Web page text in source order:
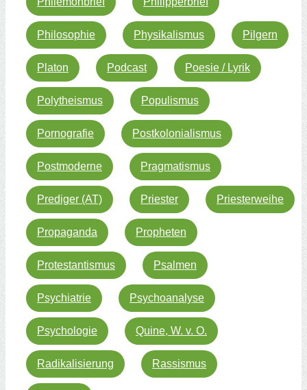
Philosophie Physikalismus Pilgern
Platon Podcast Poesie / Lyrik
Polytheismus Populismus
Pornografie Postkolonialismus
Postmoderne Pragmatismus
Prediger (AT) Priester Priesterweihe
Propaganda Propheten
Protestantismus Psalmen
Psychiatrie Psychoanalyse
Psychologie Quine, W. v. O.
Radikalisierung Rassismus